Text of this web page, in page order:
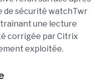
de sécurité watchTwr
une lecture
corrigée par Citrix
exploitée.